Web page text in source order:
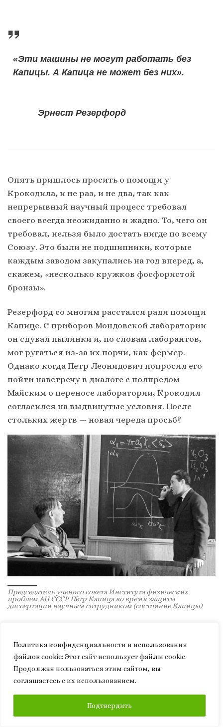
Политика конфиденциальности и использования
файлов сookie: Этот сайт использует файлы cookie.
Продолжая пользоваться этим сайтом, вы
соглашаетесь с их использованием.
Подтвердить
«Эти машины не могут работать без
Капицы. А Капица не может без них».
Эрнест Резерфорд
Опять пришлось просить о помощи у
Крокодила, и не раз, и не два, так как
непрерывный научный процесс требовал
своего всегда неожиданно и жадно. То, чего он
требовал, нельзя было достать нигде по всему
Союзу. Это были не подшипники, которые
каждым заводом закупались на год вперед, а,
скажем, «несколько кружков фосфористой
бронзы».
Резерфорд со многим расстался ради помощи
Капице. С приборов Мондовской лаборатории
он сдувал пылинки и, по словам лаборантов,
мог ругаться из-за их порчи, как фермер.
Однако когда Петр Леонидович попросил его
пойти навстречу в диалоге с полпредом
Майским о переносе лаборатории, Крокодил
согласился на выдвинутые условия. После
стольких жертв — новая череда просьб?
Председатель ученого совета Института физических
проблем АН СССР Пётр Капица во время защиты
диссертации научным сотрудником (состояние Капицы)
Мондовской лаборатории» пора положить
конец, что он уже ждет, как его будут просить
Капицы. На что Петр Леонидович «с улыбкой»
ответил в следующем письме, что все